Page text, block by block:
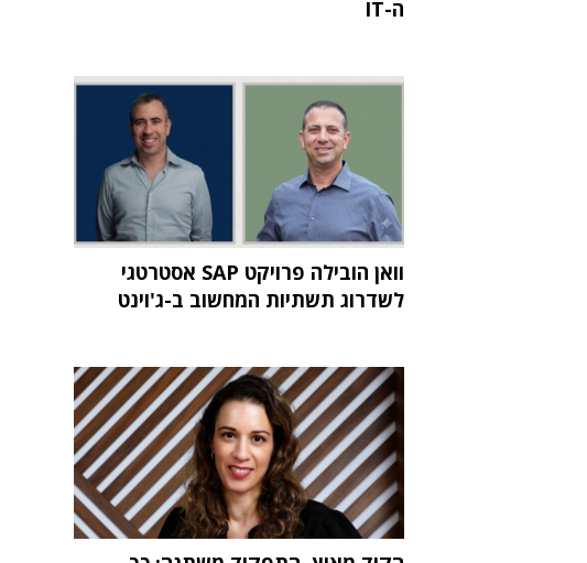
ה-IT
וואן הובילה פרויקט SAP אסטרטגי
לשדרוג תשתיות המחשוב ב-ג'וינט